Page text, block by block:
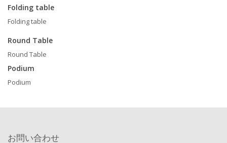
Folding table
Folding table
Round Table
Round Table
Podium
Podium
お問い合わせ